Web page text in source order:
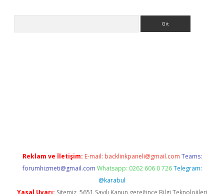
Reklam ve İletişim: E-mail: backlinkpaneli@gmail.com Teams:
forumhizmeti@gmail.com Whatsapp: 0262 606 0 726 Telegram:
@karabul
Yasal Uyarı: Sitemiz, 5651 Sayılı Kanun gereğince Bilgi Teknolojileri